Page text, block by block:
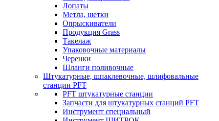
Лопаты
Метла, щетки
Опрыскиватели
Продукция Grass
Такелаж
Упаковочные материалы
Черенки
Шланги поливочные
Штукатурные, шпаклевочные, шлифовальные
станции PFT
PFT штукатурные станции
Запчасти для штукатурных станций PFT
Инструмент специальный